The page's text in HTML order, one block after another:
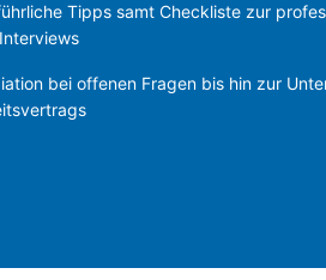
Tipps samt Checkliste zur
bei offenen Fragen bis hin zur